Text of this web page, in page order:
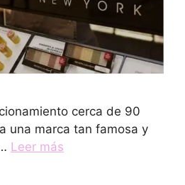
cerca de 90
una marca tan famosa y
Leer más